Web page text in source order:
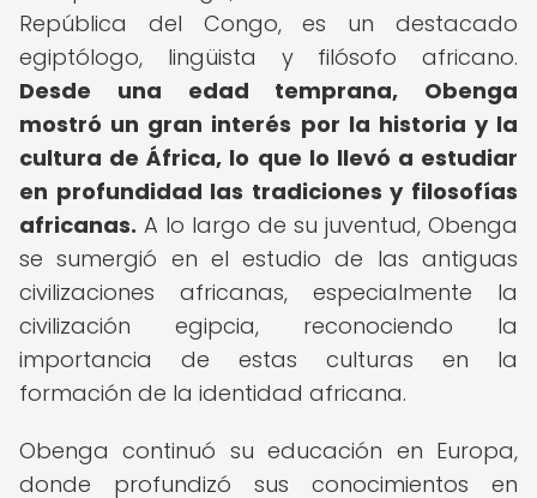
República del Congo, es un destacado
egiptólogo, lingüista y filósofo africano.
Desde una edad temprana, Obenga
mostró un gran interés por la historia y la
cultura de África, lo que lo llevó a estudiar
en profundidad las tradiciones y filosofías
africanas. A lo largo de su juventud, Obenga
se sumergió en el estudio de las antiguas
civilizaciones africanas, especialmente la
civilización egipcia, reconociendo la
importancia de estas culturas en la
formación de la identidad africana.
Obenga continuó su educación en Europa,
donde profundizó sus conocimientos en